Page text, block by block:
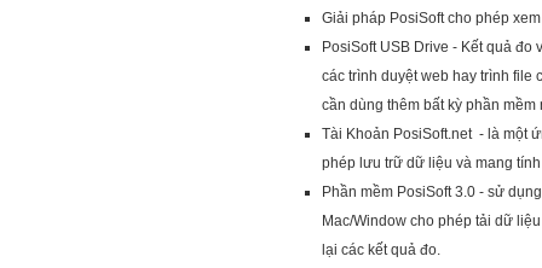
Giải pháp PosiSoft cho phép
PosiSoft USB Drive - Kết quả
các trình duyệt web hay trình file
cần dùng thêm bất kỳ phần mềm
Tài Khoản PosiSoft.net - là một
phép lưu trữ dữ liệu và mang
Phần mềm PosiSoft 3.0 - sử
Mac/Window cho phép tải dữ
lại các kết quả đo.